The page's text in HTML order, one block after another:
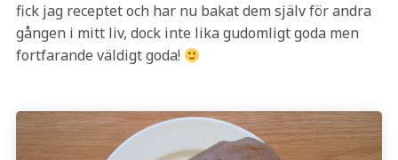
fick jag receptet och har nu bakat dem själv för andra
gången i mitt liv, dock inte lika gudomligt goda men
fortfarande väldigt goda!